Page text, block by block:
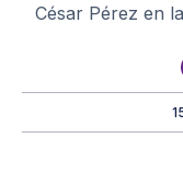
César Pérez en